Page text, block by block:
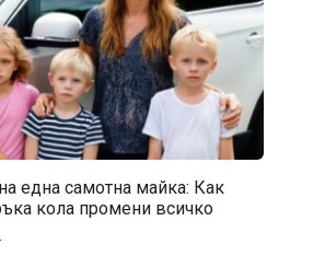
една самотна майка: Как
кола промени всичко